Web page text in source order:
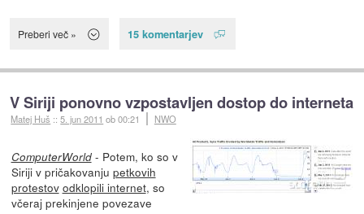
Preberi več » 15 komentarjev
V Siriji ponovno vzpostavljen dostop do interneta
Matej Huš ::5. jun 2011 ob 00:21 NWO
ComputerWorld- Potem, ko so v
Siriji v pričakovanju petkovih
protestov odklopili internet, so
včeraj prekinjene povezave